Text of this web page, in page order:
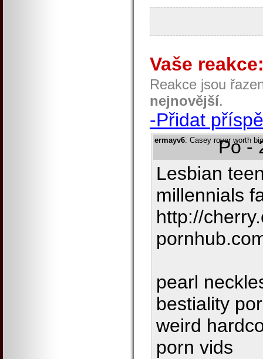
Vaše
Reakce jsou
nejnovější.
-Přidat
ermayv6: Casey royer worth
Po -
Lesbian
millennials
http://
pearl
bestiality
weird
porn vids